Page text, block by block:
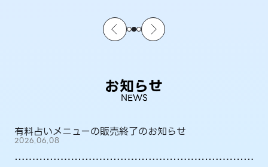
お知らせ
NEWS
有料占いメニューの販売終了のお知らせ
2026.06.08